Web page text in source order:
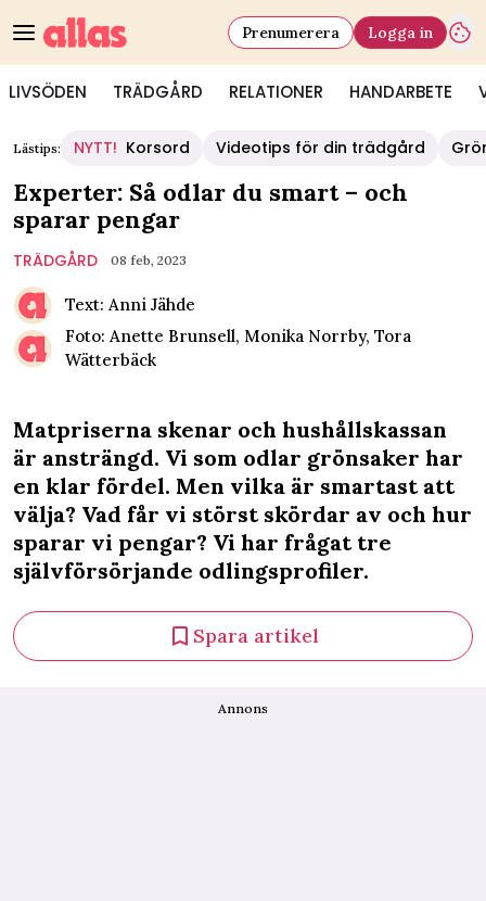
LIVSÖDEN TRÄDGÅRD RELATIONER HANDARBETE
Prenumerera Logga in
Lästips: NYTT! Korsord Videotips för din trädgård
Experter: Så odlar du smart – och
sparar pengar
TRÄDGÅRD 08 feb, 2023
Text: Anni Jähde
Foto: Anette Brunsell, Monika Norrby, Tora
Wätterbäck
Matpriserna skenar och hushållskassan
är ansträngd. Vi som odlar grönsaker har
en klar fördel. Men vilka är smartast att
välja? Vad får vi störst skördar av och hur
sparar vi pengar? Vi har frågat tre
självförsörjande odlingsprofiler.
Spara artikel
Annons